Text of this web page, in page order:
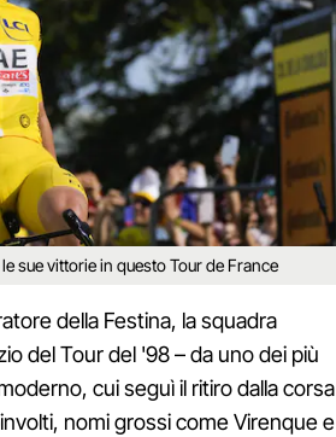
sue vittorie in questo Tour de France
della Festina, la squadra
del Tour del '98 – da uno dei più
cui seguì il ritiro dalla corsa
nomi grossi come Virenque e